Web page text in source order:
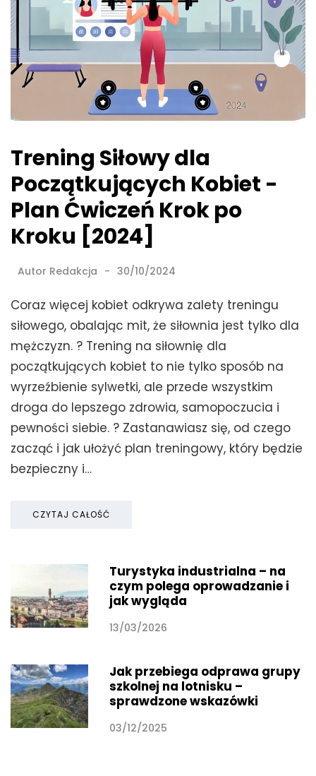
Trening Siłowy dla
Początkujących Kobiet -
Plan Ćwiczeń Krok po
Kroku [2024]
Autor Redakcja 30/10/2024
Coraz więcej kobiet odkrywa zalety treningu
siłowego, obalając mit, że siłownia jest tylko dla
mężczyzn. ? Trening na siłownię dla
początkujących kobiet to nie tylko sposób na
wyrzeźbienie sylwetki, ale przede wszystkim
droga do lepszego zdrowia, samopoczucia i
pewności siebie. ? Zastanawiasz się, od czego
zacząć i jak ułożyć plan treningowy, który będzie
bezpieczny i…
CZYTAJ CAŁOŚĆ
Turystyka industrialna – na
czym polega oprowadzanie i
jak wygląda
13/03/2026
Jak przebiega odprawa grupy
szkolnej na lotnisku –
sprawdzone wskazówki
03/12/2025